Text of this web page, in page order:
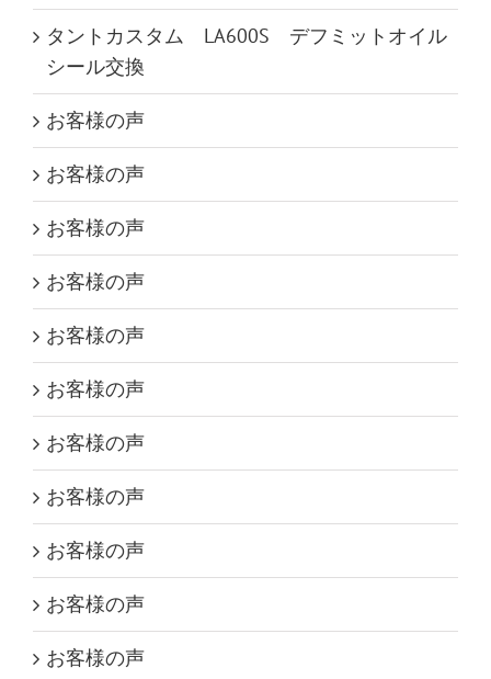
タントカスタム LA600S デフミットオイル
シール交換
お客様の声
お客様の声
お客様の声
お客様の声
お客様の声
お客様の声
お客様の声
お客様の声
お客様の声
お客様の声
お客様の声